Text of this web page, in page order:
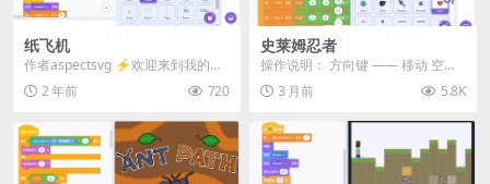
纸飞机
作者aspectsvg ⚡️欢迎来到我的游
戏 Paper AirPlane（填充...
2 年前 720
史莱姆忍者
操作说明： 方向键 —— 移动 空
格 —— 冲刺 A / D —— 向左 / 向...
3 月前 5.8K